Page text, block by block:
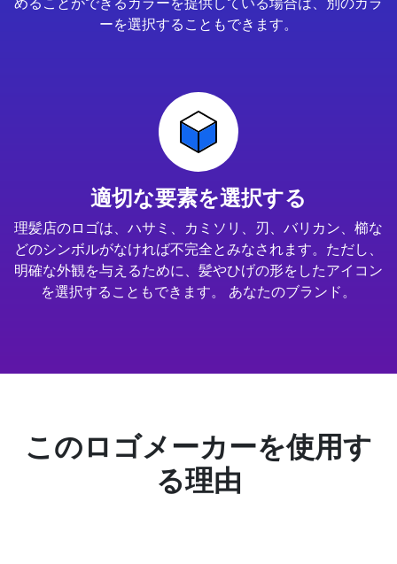
ーを選択することもできます。
適切な要素を選択する
理髪店のロゴは、ハサミ、カミソリ、刃、バリカン、櫛な
どのシンボルがなければ不完全とみなされます。ただし、
明確な外観を与えるために、髪やひげの形をしたアイコン
を選択することもできます。 あなたのブランド。
このロゴメーカーを使用す
る理由